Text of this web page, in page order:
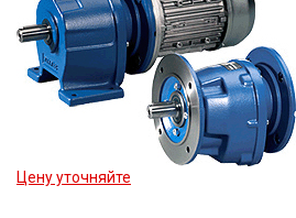
Цену уточняйте